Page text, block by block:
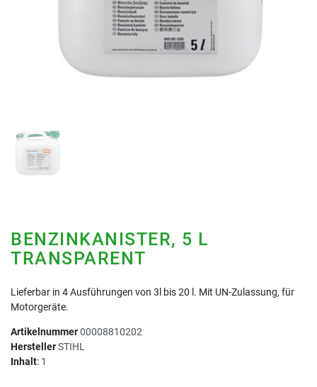
BENZINKANISTER, 5 L
TRANSPARENT
Lieferbar in 4 Ausführungen von 3l bis 20 l. Mit UN-Zulassung, für
Motorgeräte.
Artikelnummer00008810202
HerstellerSTIHL
Inhalt: 1